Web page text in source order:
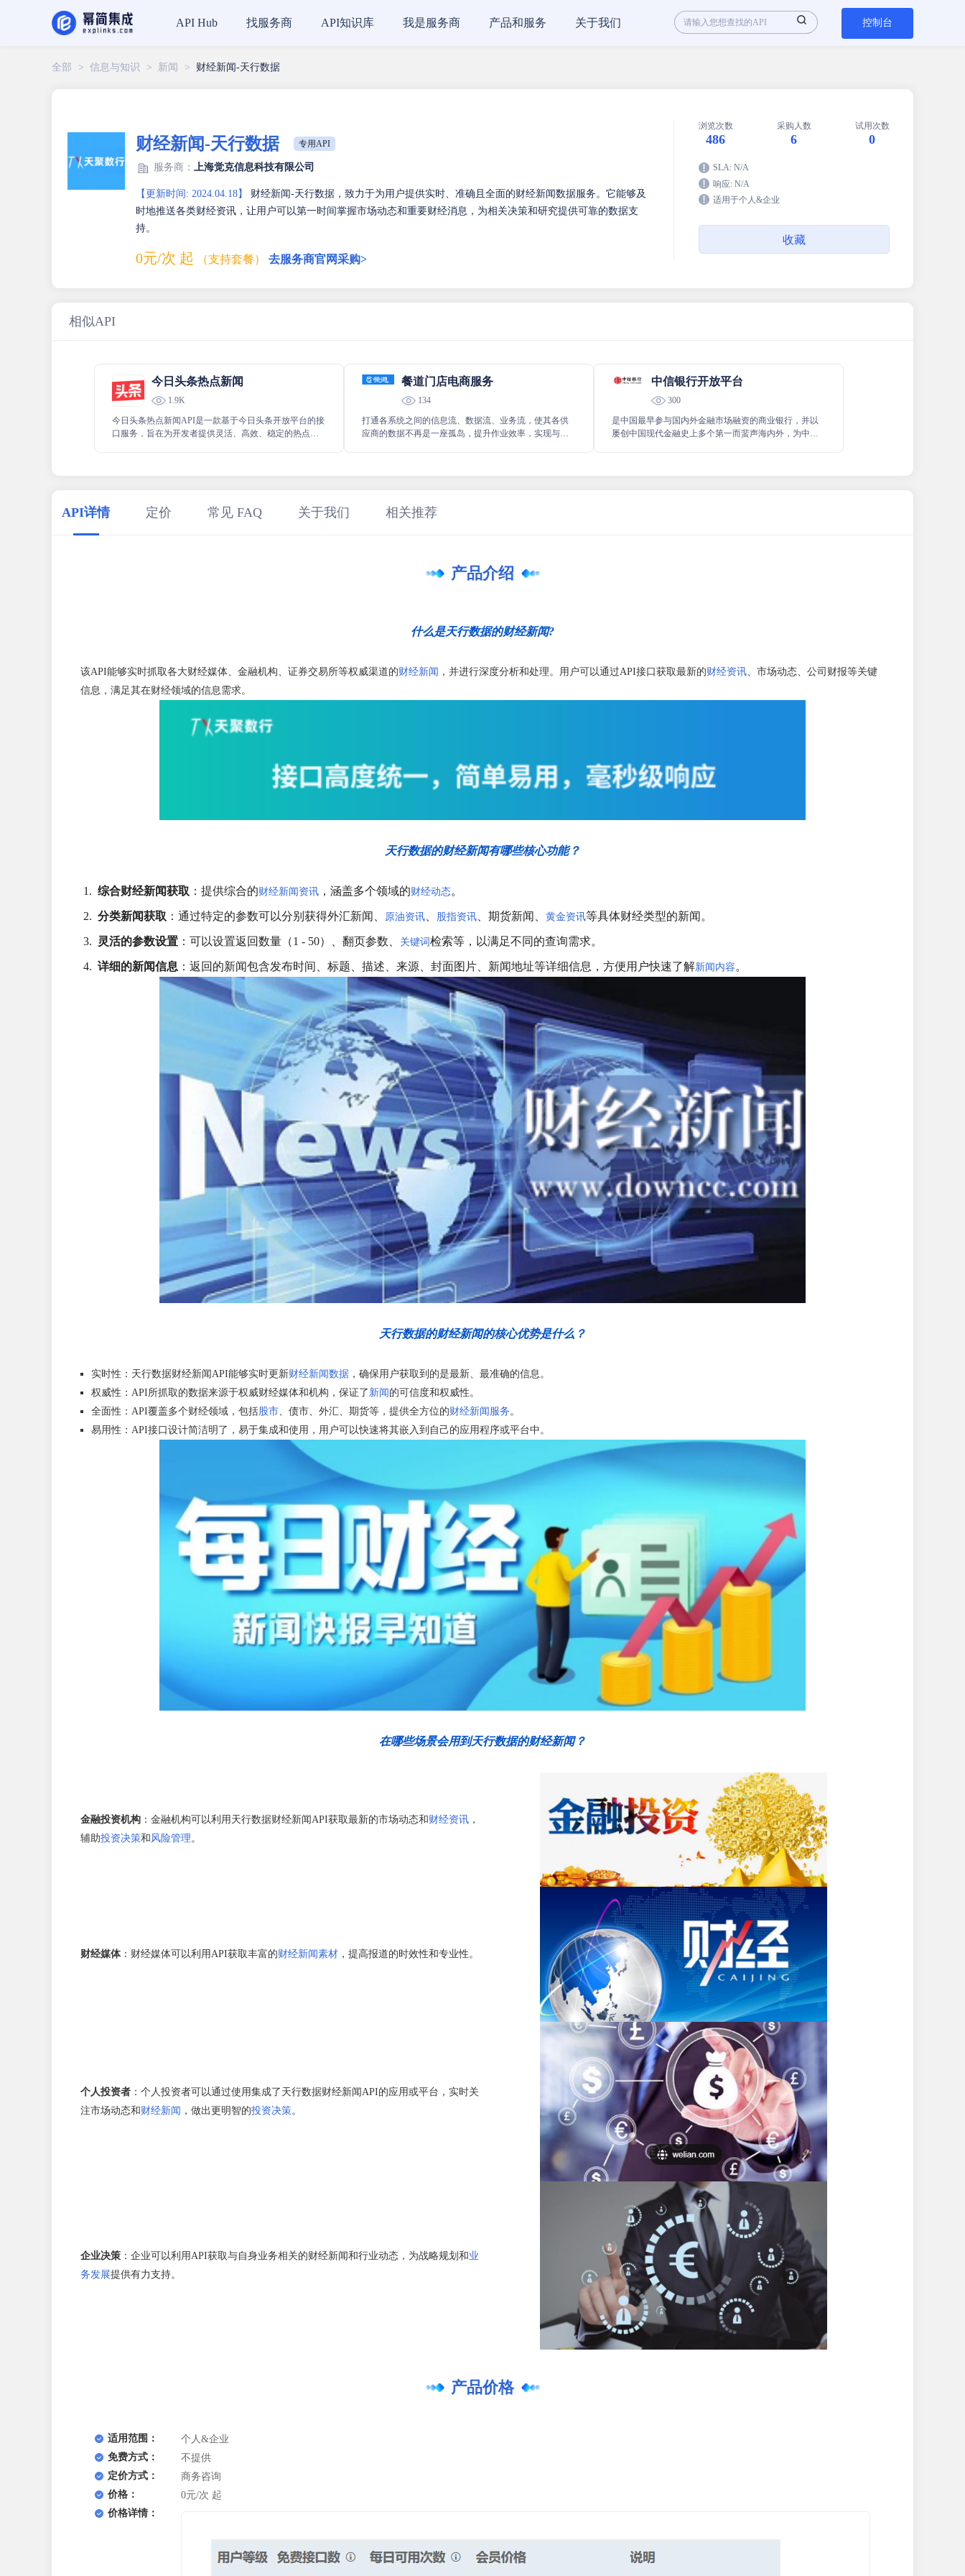
API Hub 找服务商 API知识库 我是服务商 产品和服务 关于我们 控制台
全部 > 信息与知识 > 新闻 > 财经新闻-天行数据
财经新闻-天行数据 专用API
服务商： 上海觉克信息科技有限公司
【更新时间: 2024.04.18】
财经新闻-天行数据，致力于为用户提供实时、准确且全面的财经新闻数据服务。它能够及
时地推送各类财经资讯，让用户可以第一时间掌握市场动态和重要财经消息，为相关决策和研究提供可靠的数据支
持。
0元/次 起 （支持套餐） 去服务商官网采购>
浏览次数
486
采购人数
6
试用次数
0
SLA: N/A
响应: N/A
适用于个人&企业
收藏
相似API
今日头条热点新闻
1.9K
今日头条热点新闻API是一款基于今日头条开放平台的接
口服务，旨在为开发者提供灵活、高效、稳定的热点新
餐道门店电商服务
134
打通各系统之间的信息流、数据流、业务流，使其各供
应商的数据不再是一座孤岛，提升作业效率，实现与餐
中信银行开放平台
300
是中国最早参与国内外金融市场融资的商业银行，并以
屡创中国现代金融史上多个第一而蜚声海内外，为中国
API详情 定价 常见 FAQ 关于我们 相关推荐
产品介绍
什么是天行数据的财经新闻?
该API能够实时抓取各大财经媒体、金融机构、证券交易所等权威渠道的财经新闻 ，并进行深度分析和处理。用户可以通过API接口获取最新的财经资讯、市场动态、公司财报等关键
信息，满足其在财经领域的信息需求。
天行数据的财经新闻有哪些核心功能？
综合财经新闻获取 ：提供综合的财经新闻资讯 ，涵盖多个领域的财经动态。
分类新闻获取 ：通过特定的参数可以分别获得外汇新闻、 原油资讯 股指资讯 、期货新闻、 黄金资讯等具体财经类型的新闻。
灵活的参数设置 ：可以设置返回数量（1 - 50）、翻页参数、 关键词检索等，以满足不同的查询需求。
详细的新闻信息 ：返回的新闻包含发布时间、标题、描述、来源、封面图片、新闻地址等详细信息，方便用户快速了解新闻内容 。
天行数据的财经新闻的核心优势是什么？
实时性：天行数据财经新闻API能够实时更新财经新闻数据 ，确保用户获取到的是最新、最准确的信息。
权威性：API所抓取的数据来源于权威财经媒体和机构，保证了 新闻 的可信度和权威性。
全面性：API覆盖多个财经领域，包括股市、债市、外汇、期货等，提供全方位的财经新闻服务。
易用性：API接口设计简洁明了，易于集成和使用，用户可以快速将其嵌入到自己的应用程序或平台中。
在哪些场景会用到天行数据的财经新闻？
金融投资机构 ：金融机构可以利用天行数据财经新闻API获取最新的市场动态和 财经资讯 ，
辅助投资决策和 风险管理。
财经媒体：财经媒体可以利用API获取丰富的财经新闻素材 ，提高报道的时效性和专业性。
个人投资者 ：个人投资者可以通过使用集成了天行数据财经新闻API的应用或平台，实时关
注市场动态和 财经新闻 ，做出更明智的投资决策。
企业决策 ：企业可以利用API获取与自身业务相关的财经新闻和行业动态，为战略规划和 业
务发展提供有力支持。
产品价格
适用范围：
个人&企业
免费方式：
不提供
定价方式：
商务咨询
价格：
0元/次 起
价格详情：